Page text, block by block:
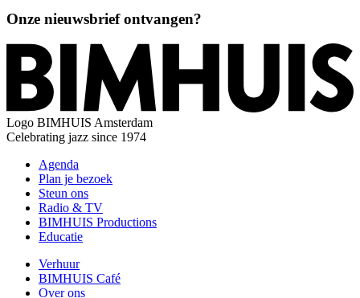
Onze nieuwsbrief ontvangen?
Logo BIMHUIS Amsterdam
Celebrating jazz since 1974
Agenda
Plan je bezoek
Steun ons
Radio & TV
BIMHUIS Productions
Educatie
Verhuur
BIMHUIS Café
Over ons